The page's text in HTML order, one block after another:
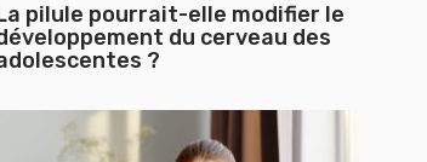
pilule pourrait-elle modifier le
du cerveau des
?